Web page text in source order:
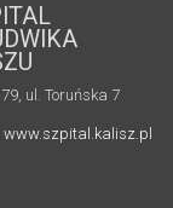
ul. Toruńska 7
www.szpital.kalisz.pl